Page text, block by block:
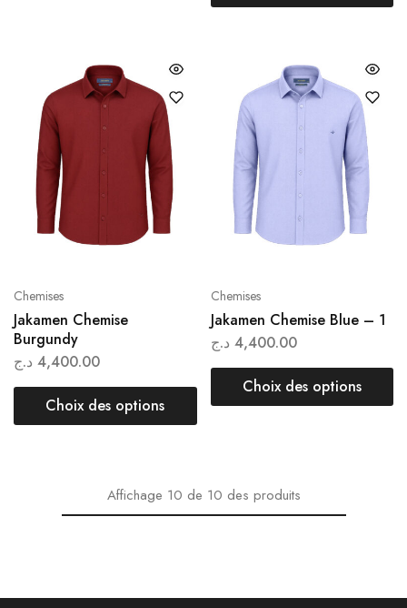
Chemises
Jakamen Chemise
Burgundy
4,400.00 د.ج
Choix des options
Chemises
Jakamen Chemise Blue – 1
4,400.00 د.ج
Choix des options
Affichage 10 de 10 des produits